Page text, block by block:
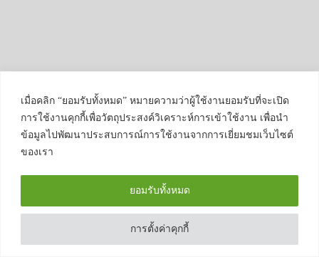
เมื่อคลิก “ยอมรับทั้งหมด” หมายความว่าผู้ใช้งานยอมรับที่จะเปิด
การใช้งานคุกกี้เพื่อวัตถุประสงค์วิเคราะห์การเข้าใช้งาน เพื่อนำ
ข้อมูลไปพัฒนาประสบการณ์การใช้งานจากการเยี่ยมชมเว็บไซต์
ของเรา
การตั้งค่าคุกกี้
ยอมรับทั้งหมด